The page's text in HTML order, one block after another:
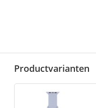
Productvarianten